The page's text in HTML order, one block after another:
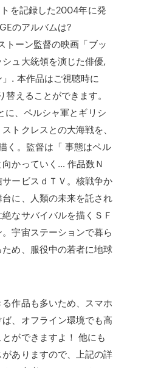
を記録した2004年に発
のアルバムは?
トーン監督の映画「ブッ
ュ大統領を演じた俳優,
. 本作品はご視聴時に
替えることができます。
に、ペルシャ軍とギリシ
トクレスとの大海戦を、
く。監督は「 事態はペル
かっていく… 作品数Ｎ
ービスｄＴＶ。核戦争か
に、人類の未来を託され
なサバイバルを描くＳＦ
宇宙ステーションで暮ら
め、服役中の若者に地球
作品も多いため、スマホ
、オフライン環境でも高
ができますよ！ 他にも
ありますので、上記の詳